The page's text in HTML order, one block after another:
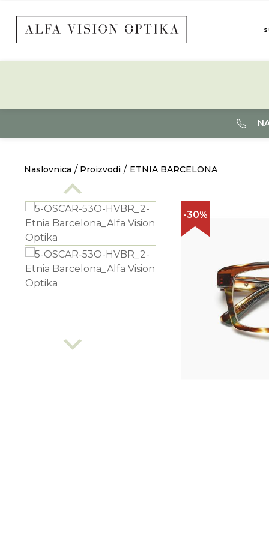
Naslovnica Proizvodi ETNIA BARCELONA
-30%